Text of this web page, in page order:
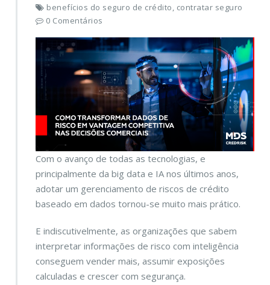
benefícios do seguro de crédito, contratar seguro
0 Comentários
Com o avanço de todas as tecnologias, e
principalmente da big data e IA nos últimos anos,
adotar um gerenciamento de riscos de crédito
baseado em dados tornou-se muito mais prático.
E indiscutivelmente, as organizações que sabem
interpretar informações de risco com inteligência
conseguem vender mais, assumir exposições
calculadas e crescer com segurança.